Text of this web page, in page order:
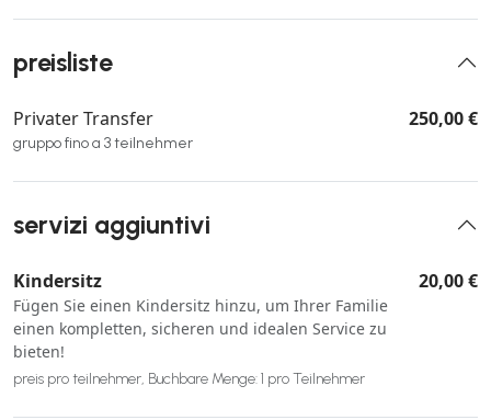
preisliste
Privater Transfer
gruppo fino a 3 teilnehmer
250,00 €
servizi aggiuntivi
Kindersitz
Fügen Sie einen Kindersitz hinzu, um Ihrer Familie
einen kompletten, sicheren und idealen Service zu
bieten!
20,00 €
preis pro teilnehmer, Buchbare Menge: 1 pro Teilnehmer